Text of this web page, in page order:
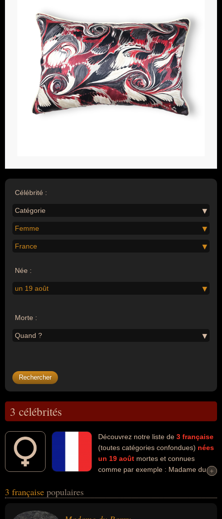
Célébrité :
Catégorie
Femme
France
Née :
un 19 août
Morte :
Quand ?
3 célébrités
Découvrez notre liste de 3 française
(toutes catégories confondues) nées
un 19 août mortes et connues
comme par exemple : Madame du
sexe féminin) peuvent avoir des liens variés dans les domaines du
de la politique. Ces célébrités peuvent également avoir été
+
+
3 française populaires